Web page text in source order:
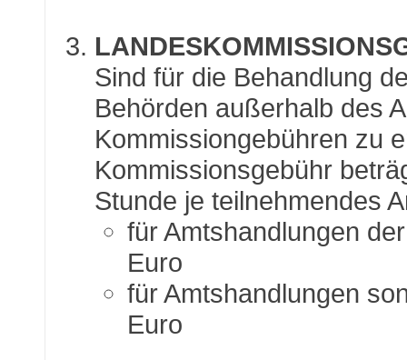
Sind für die Behandlung
Behörden außerhalb des
Kommissiongebühren zu
Kommissionsgebühr
Stunde je teilnehmendes
für Amtshandlungen
Euro
für Amtshandlungen
Euro